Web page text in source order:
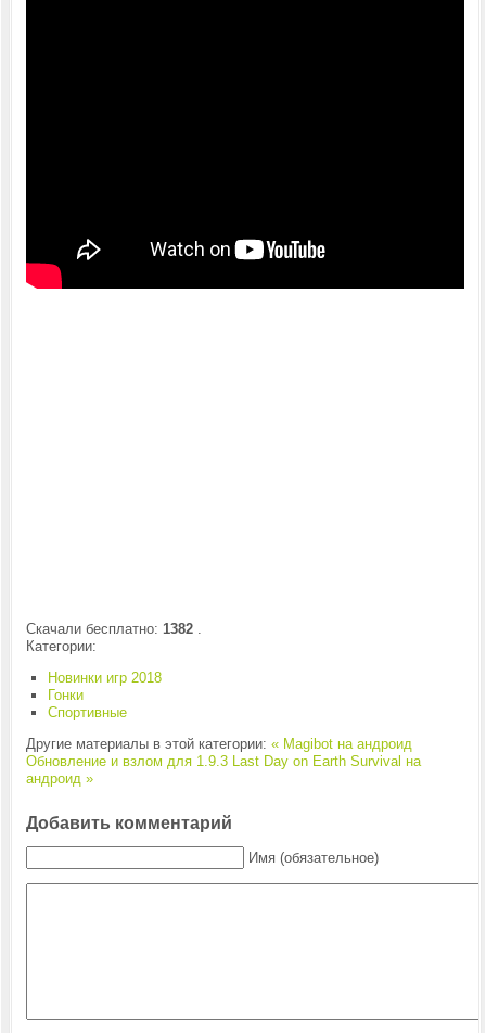
Скачали бесплатно: 1382.
Категории:
Новинки игр 2018
Гонки
Спортивные
Другие материалы в этой категории: « Magibot на андроид
Обновление и взлом для 1.9.3 Last Day on Earth Survival на
андроид »
Добавить комментарий
Имя (обязательное)